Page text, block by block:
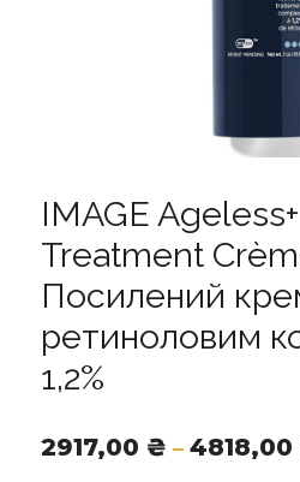
IMAGE
Treatment
Посилений
ретиноловим
1,2%
2917,00 ₴ – 4818,00